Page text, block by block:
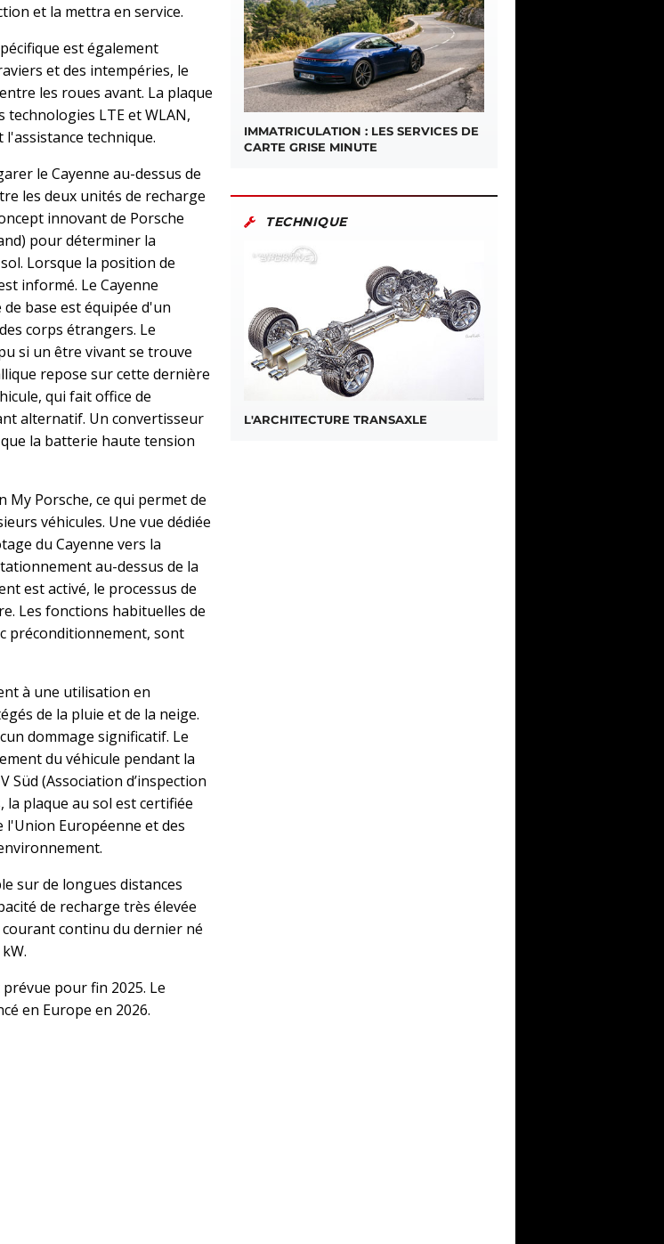
et la mettra en service.
est également
et des intempéries, le
les roues avant. La plaque
LTE et WLAN,
technique.
le Cayenne au-dessus de
les deux unités de recharge
innovant de Porsche
pour déterminer la
Lorsque la position de
informé. Le Cayenne
base est équipée d'un
corps étrangers. Le
si un être vivant se trouve
repose sur cette dernière
qui fait office de
alternatif. Un convertisseur
la batterie haute tension
Porsche, ce qui permet de
véhicules. Une vue dédiée
du Cayenne vers la
au-dessus de la
est activé, le processus de
Les fonctions habituelles de
préconditionnement, sont
à une utilisation en
de la pluie et de la neige.
dommage significatif. Le
du véhicule pendant la
(Association d’inspection
plaque au sol est certifiée
l'Union Européenne et des
sur de longues distances
de recharge très élevée
courant continu du dernier né
pour fin 2025. Le
en Europe en 2026.
IMMATRICULATION : LES SERVICES DE
CARTE GRISE MINUTE
TECHNIQUE
L'ARCHITECTURE TRANSAXLE